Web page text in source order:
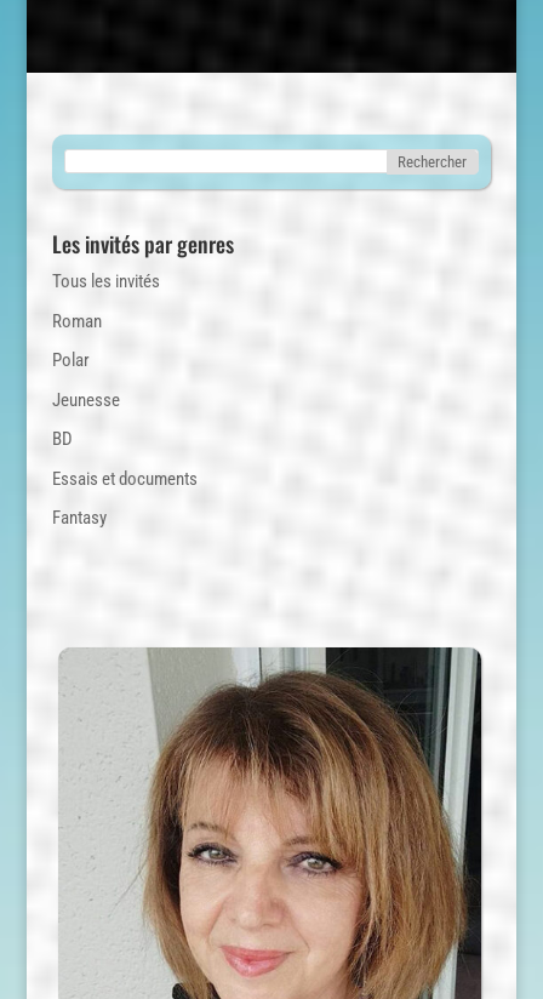
Les invités par genres
Tous les invités
Roman
Polar
Jeunesse
BD
Essais et documents
Fantasy